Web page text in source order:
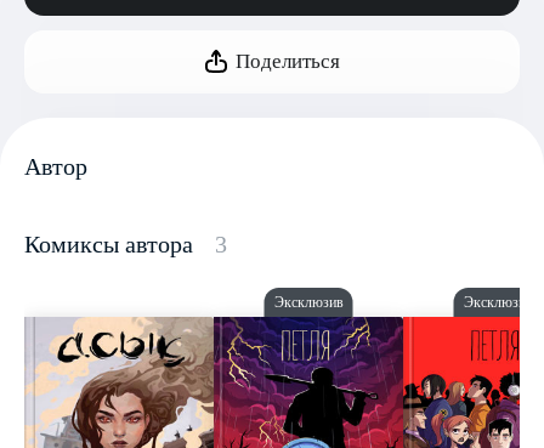
Поделиться
Автор
Комиксы автора 3
Эксклюзив Эксклюзив